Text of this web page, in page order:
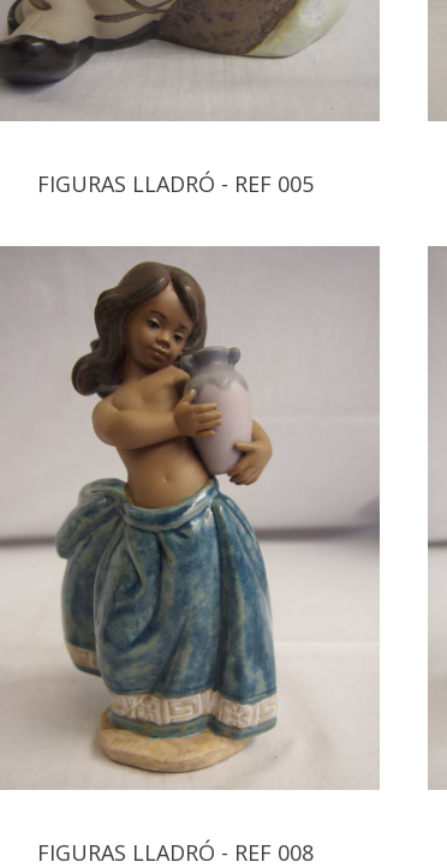
FIGURAS LLADRÓ - REF 005
FIGURAS LLADRÓ - REF 008